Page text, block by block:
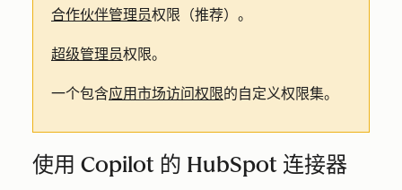
合作伙伴管理员权限（推荐）。
超级管理员权限。
一个包含应用市场访问权限的自定义权限集。
使用 Copilot 的 HubSpot 连接器